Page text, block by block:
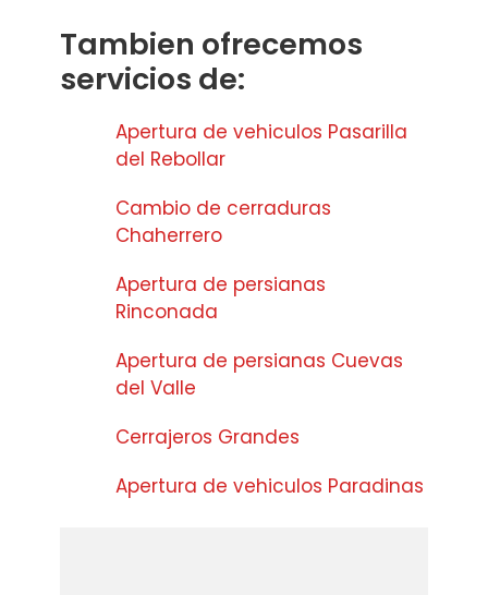
Tambien ofrecemos
servicios de:
Apertura de vehiculos Pasarilla
del Rebollar
Cambio de cerraduras
Chaherrero
Apertura de persianas
Rinconada
Apertura de persianas Cuevas
del Valle
Cerrajeros Grandes
Apertura de vehiculos Paradinas